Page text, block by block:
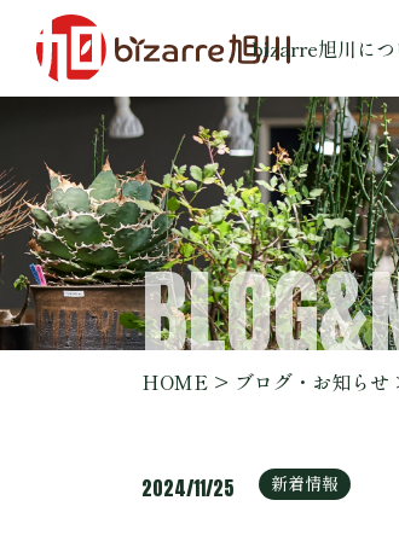
bizarre旭川につ
HOME ブログ・お知らせ
2024/11/25 新着情報